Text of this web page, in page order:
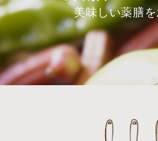
美味しい薬膳